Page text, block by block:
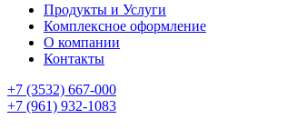
Продукты и Услуги
Комплексное оформление
О компании
Контакты
+7 (3532) 667-000
+7 (961) 932-1083